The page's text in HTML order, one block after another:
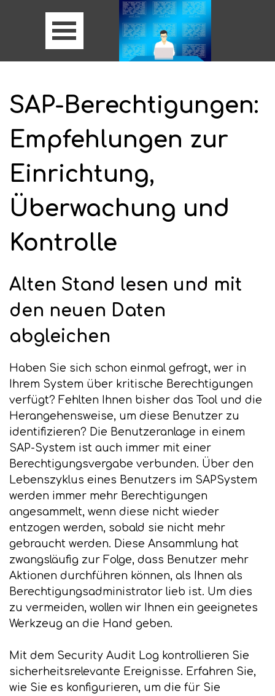
SAP-Berechtigungen:
Empfehlungen zur
Einrichtung,
Überwachung und
Kontrolle
Alten Stand lesen und mit
den neuen Daten
abgleichen
Haben Sie sich schon einmal gefragt, wer in
Ihrem System über kritische Berechtigungen
verfügt? Fehlten Ihnen bisher das Tool und die
Herangehensweise, um diese Benutzer zu
identifizieren? Die Benutzeranlage in einem
SAP-System ist auch immer mit einer
Berechtigungsvergabe verbunden. Über den
Lebenszyklus eines Benutzers im SAPSystem
werden immer mehr Berechtigungen
angesammelt, wenn diese nicht wieder
entzogen werden, sobald sie nicht mehr
gebraucht werden. Diese Ansammlung hat
zwangsläufig zur Folge, dass Benutzer mehr
Aktionen durchführen können, als Ihnen als
Berechtigungsadministrator lieb ist. Um dies
zu vermeiden, wollen wir Ihnen ein geeignetes
Werkzeug an die Hand geben.
Mit dem Security Audit Log kontrollieren Sie
sicherheitsrelevante Ereignisse. Erfahren Sie,
wie Sie es konfigurieren, um die für Sie